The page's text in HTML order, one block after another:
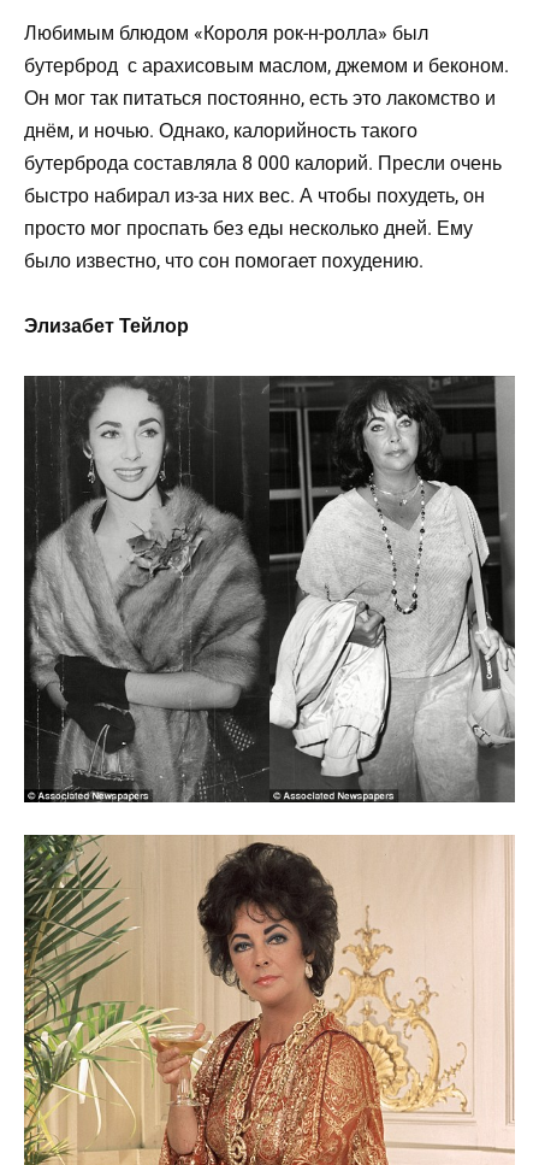
Любимым блюдом «Короля рок-н-ролла» был
бутерброд с арахисовым маслом, джемом и беконом.
Он мог так питаться постоянно, есть это лакомство и
днём, и ночью. Однако, калорийность такого
бутерброда составляла 8 000 калорий. Пресли очень
быстро набирал из-за них вес. А чтобы похудеть, он
просто мог проспать без еды несколько дней. Ему
было известно, что сон помогает похудению.
Элизабет Тейлор